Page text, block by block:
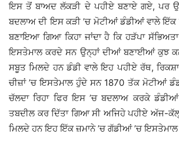
ਇਸ ਤੋਂ ਬਾਅਦ ਲੱਕੜੀ ਦੇ ਪਹੀਏ ਬਣਾਏ ਗਏ, ਪਰ
ਬਦਲਾਅ ਦੀ ਇਸ ਕੜੀ ’ਚ ਮੋਟੀਆਂ ਡੰਡੀਆਂ ਵਾਲੇ ਇੱਕ
ਬਣਾਇਆ ਗਿਆ ਕਿਹਾ ਜਾਂਦਾ ਹੈ ਕਿ ਹੜੱਪਾ
ਇਸਤੇਮਾਲ ਕਰਦੇ ਸਨ ਉਨ੍ਹਾਂ ਦੀਆਂ ਬਣਾਈਆਂ ਕੁਝ
ਸਬੂਤ ਮਿਲਦੇ ਹਨ ਡੰਡੀ ਵਾਲੇ ਇਹ ਪਹੀਏ ਰੱਥ,
ਚੀਜ਼ਾਂ ’ਚ ਇਸਤੇਮਾਲ ਹੁੰਦੇ ਸਨ 1870 ਤੱਕ ਮੋਟੀਆਂ
ਚੱਲਦਾ ਰਿਹਾ ਫਿਰ ਇਸ ’ਚ ਬਦਲਾਅ ਕਰਕੇ
ਤਬਦੀਲ ਕਰ ਦਿੱਤਾ ਗਿਆ ਸੀ ਅਜਿਹੇ ਪਹੀਏ ਅੱਜ-
ਮਿਲਦੇ ਹਨ ਇਹ ਇੱਕ ਜ਼ਮਾਨੇ ’ਚ ਗੱਡੀਆਂ ’ਚ